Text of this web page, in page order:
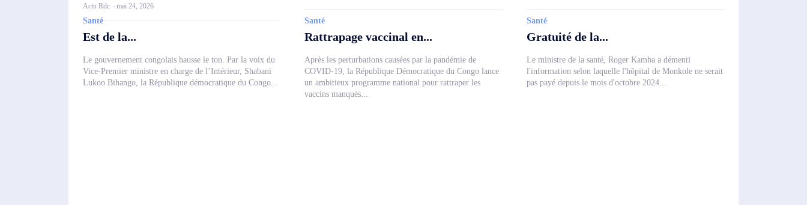
Actu Rdc -mai 24, 2026
Santé
Est de la...
Le gouvernement congolais hausse le ton. Par la voix du
Vice-Premier ministre en charge de l’Intérieur, Shabani
Lukoo Bihango, la République démocratique du Congo...
Santé
Rattrapage vaccinal en...
Après les perturbations causées par la pandémie de
COVID-19, la République Démocratique du Congo lance
un ambitieux programme national pour rattraper les
vaccins manqués...
Santé
Gratuité de la...
Le ministre de la santé, Roger Kamba a démenti
l'information selon laquelle l'hôpital de Monkole ne serait
pas payé depuis le mois d'octobre 2024...